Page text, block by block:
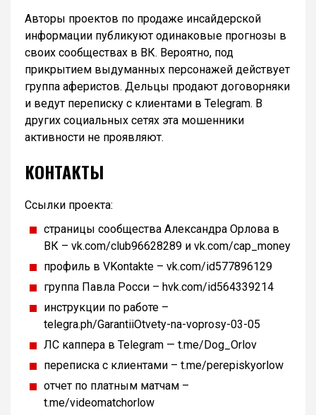
Авторы проектов по продаже инсайдерской
информации публикуют одинаковые прогнозы в
своих сообществах в ВК. Вероятно, под
прикрытием выдуманных персонажей действует
группа аферистов. Дельцы продают договорняки
и ведут переписку с клиентами в Telegram. В
других социальных сетях эта мошенники
активности не проявляют.
КОНТАКТЫ
Ссылки проекта:
страницы сообщества Александра Орлова в
ВК – vk.com/club96628289 и vk.com/cap_money
профиль в VKontakte – vk.com/id577896129
группа Павла Росси – hvk.com/id564339214
инструкции по работе –
telegra.ph/GarantiiOtvety-na-voprosy-03-05
ЛС каппера в Telegram — t.me/Dog_Orlov
переписка с клиентами – t.me/perepiskyorlow
отчет по платным матчам –
t.me/videomatchorlow